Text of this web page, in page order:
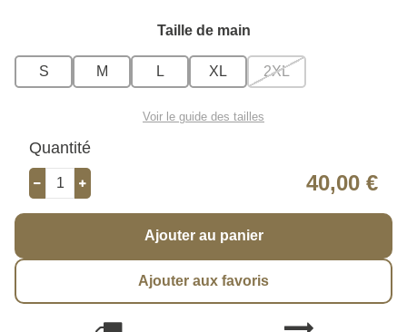
Taille de main
S M L XL 2XL
Voir le guide des tailles
Quantité
40,00 €
Ajouter au panier
Ajouter aux favoris